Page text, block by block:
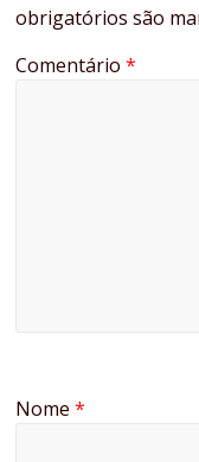
obrigatórios são
Comentário*
Nome*